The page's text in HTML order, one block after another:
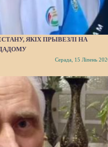
ЯКІХ ПРЫВЕЗЛІ НА
Серада, 15 Ліпень